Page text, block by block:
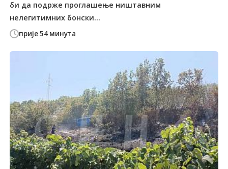
прије 54 минута
би да подрже проглашење ништавним
нелегитимних бонски...